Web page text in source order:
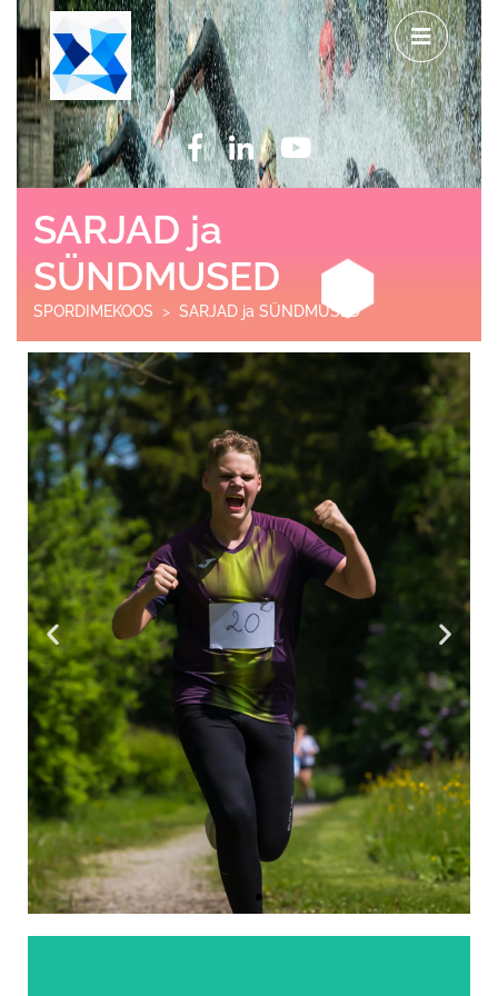
SARJAD ja
SÜNDMUSED
SPORDIMEKOOS > SARJAD ja SÜNDMUSED